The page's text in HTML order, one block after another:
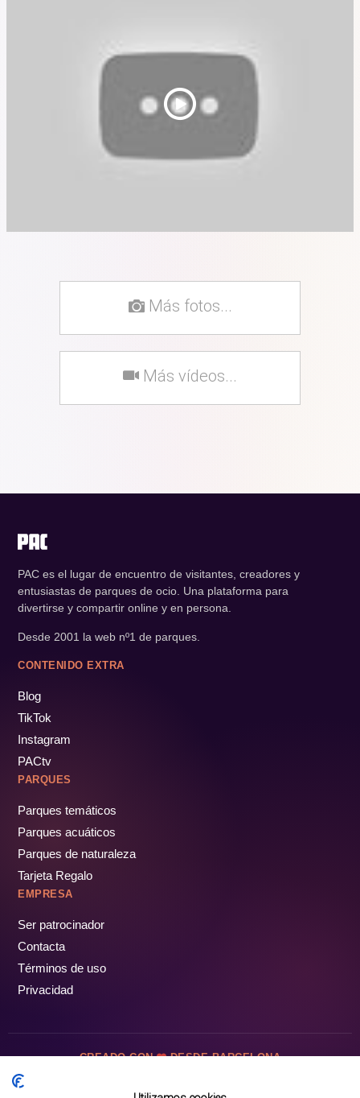
Más fotos...
Más vídeos...
PAC es el lugar de encuentro de visitantes, creadores y
entusiastas de parques de ocio. Una plataforma para
divertirse y compartir online y en persona.
Desde 2001 la web nº1 de parques.
CONTENIDO EXTRA
Blog
TikTok
Instagram
PACtv
PARQUES
Parques temáticos
Parques acuáticos
Parques de naturaleza
Tarjeta Regalo
EMPRESA
Ser patrocinador
Contacta
Términos de uso
Privacidad
CREADO CON DESDE BARCELONA